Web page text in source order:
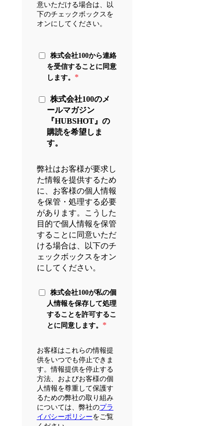
意いただける場合は、以
下のチェックボックスを
オンにしてください。
株式会社100から連絡
を受信することに同意
します。 *
株式会社100のメ
ールマガジン
『HUBSHOT』の
購読を希望しま
す。
弊社はお客様が要求し
た情報を提供するため
に、お客様の個人情報
を保管・処理する必要
があります。こうした
目的で個人情報を保管
することに同意いただ
ける場合は、以下のチ
ェックボックスをオン
にしてください。
株式会社100が私の個
人情報を保存して処理
することを許可するこ
とに同意します。 *
お客様はこれらの情報提
供をいつでも停止できま
す。情報提供を停止する
方法、およびお客様の個
人情報を尊重して保護す
るための弊社の取り組み
については、弊社のプラ
イバシーポリシーをご覧